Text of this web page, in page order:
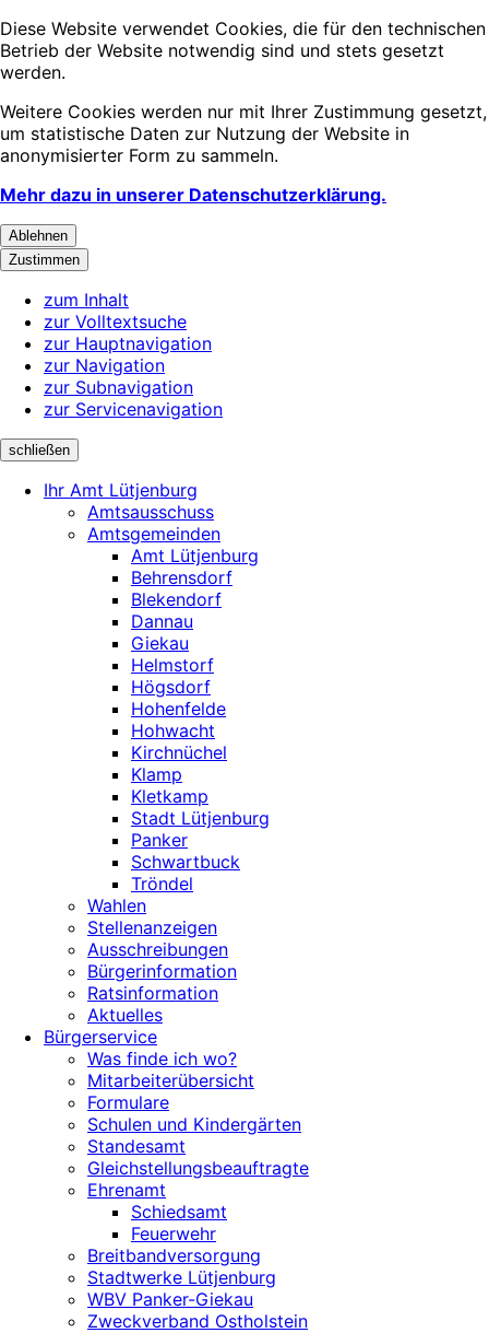
Diese Website verwendet Cookies, die für den technischen
Betrieb der Website notwendig sind und stets gesetzt
werden.
Weitere Cookies werden nur mit Ihrer Zustimmung gesetzt,
um statistische Daten zur Nutzung der Website in
anonymisierter Form zu sammeln.
Mehr dazu in unserer Datenschutzerklärung.
Ablehnen
Zustimmen
zum Inhalt
zur Volltextsuche
zur Hauptnavigation
zur Navigation
zur Subnavigation
zur Servicenavigation
schließen
Ihr Amt Lütjenburg
Amtsausschuss
Amtsgemeinden
Amt Lütjenburg
Behrensdorf
Blekendorf
Dannau
Giekau
Helmstorf
Högsdorf
Hohenfelde
Hohwacht
Kirchnüchel
Klamp
Kletkamp
Stadt Lütjenburg
Panker
Schwartbuck
Tröndel
Wahlen
Stellenanzeigen
Ausschreibungen
Bürgerinformation
Ratsinformation
Aktuelles
Bürgerservice
Was finde ich wo?
Mitarbeiterübersicht
Formulare
Schulen und Kindergärten
Standesamt
Gleichstellungsbeauftragte
Ehrenamt
Schiedsamt
Feuerwehr
Breitbandversorgung
Stadtwerke Lütjenburg
WBV Panker-Giekau
Zweckverband Ostholstein